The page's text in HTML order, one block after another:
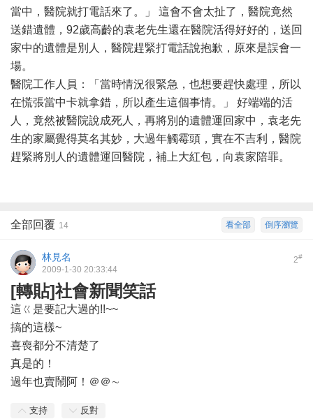
當中，醫院就打電話來了。」 這會不會太扯了，醫院竟然
送錯遺體，92歲高齡的袁老先生還在醫院活得好好的，送回
家中的遺體是別人，醫院趕緊打電話說抱歉，原來是誤會一
場。
醫院工作人員：「當時情況很緊急，也想要趕快處理，所以
在慌張當中卡就拿錯，所以產生這個事情。」 好端端的活
人，竟然被醫院說成死人，再將別的遺體運回家中，袁老先
生的家屬覺得莫名其妙，大過年觸霉頭，實在不吉利，醫院
趕緊將別人的遺體運回醫院，補上大紅包，向袁家陪罪。
倒序瀏覽
看全部
全部回覆 14
2#
林見名
2009-1-30 20:33:44
[轉貼]社會新聞笑話
這ㄍ是要記大過的!!~~
搞的這樣~
喜喪都分不清楚了
真是的！
過年也賣鬧阿！＠＠∼
支持 反對